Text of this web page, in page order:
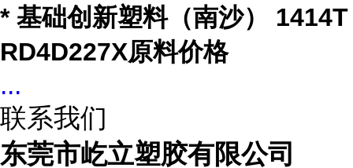
* 基础创新塑料（南沙） 1414T
RD4D227X原料价格
...
联系我们
东莞市屹立塑胶有限公司